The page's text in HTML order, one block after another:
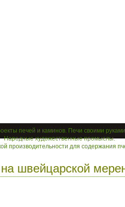
печей и каминов. Печи своими руками
Народные художественные промыслы.
производительности для содержания
швейцарской